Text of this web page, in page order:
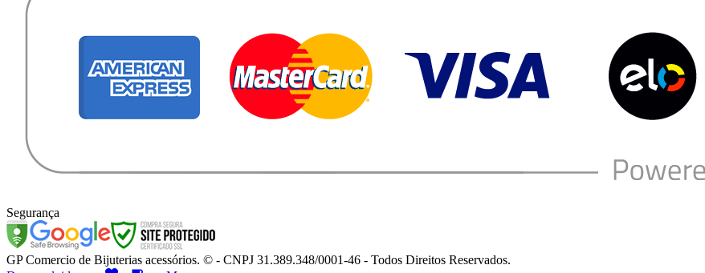
Segurança
GP Comercio de Bijuterias acessórios. © - CNPJ 31.389.348/0001-46 - Todos Direitos Reservados.